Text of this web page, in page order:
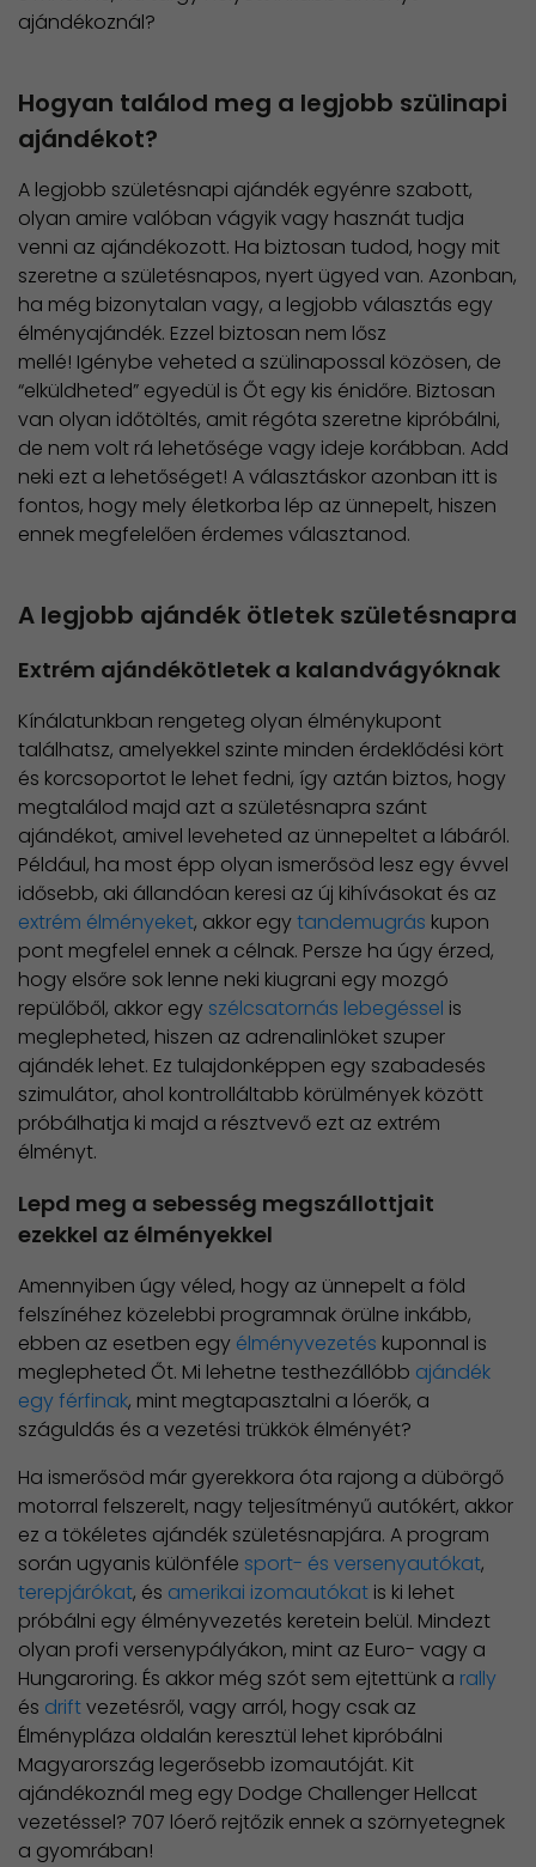
ajándékoznál?
Hogyan találod meg a legjobb szülinapi
ajándékot?
A legjobb születésnapi ajándék egyénre szabott,
olyan amire valóban vágyik vagy hasznát tudja
venni az ajándékozott. Ha biztosan tudod, hogy mit
szeretne a születésnapos, nyert ügyed van. Azonban,
ha még bizonytalan vagy, a legjobb választás egy
élményajándék. Ezzel biztosan nem lősz
mellé! Igénybe veheted a szülinapossal közösen, de
“elküldheted” egyedül is Őt egy kis énidőre. Biztosan
van olyan időtöltés, amit régóta szeretne kipróbálni,
de nem volt rá lehetősége vagy ideje korábban. Add
neki ezt a lehetőséget! A választáskor azonban itt is
fontos, hogy mely életkorba lép az ünnepelt, hiszen
ennek megfelelően érdemes választanod.
A legjobb ajándék ötletek születésnapra
Extrém ajándékötletek a kalandvágyóknak
Kínálatunkban rengeteg olyan élménykupont
találhatsz, amelyekkel szinte minden érdeklődési kört
és korcsoportot le lehet fedni, így aztán biztos, hogy
megtalálod majd azt a születésnapra szánt
ajándékot, amivel leveheted az ünnepeltet a lábáról.
Például, ha most épp olyan ismerősöd lesz egy évvel
idősebb, aki állandóan keresi az új kihívásokat és az
extrém élményeket, akkor egytandemugrás kupon
pont megfelel ennek a célnak. Persze ha úgy érzed,
hogy elsőre sok lenne neki kiugrani egy mozgó
repülőből, akkor egy szélcsatornás lebegéssel is
meglepheted, hiszen az adrenalinlöket szuper
ajándék lehet. Ez tulajdonképpen egy szabadesés
szimulátor, ahol kontrolláltabb körülmények között
próbálhatja ki majd a résztvevő ezt az extrém
élményt.
Lepd meg a sebesség megszállottjait
ezekkel az élményekkel
Amennyiben úgy véled, hogy az ünnepelt a föld
felszínéhez közelebbi programnak örülne inkább,
ebben az esetben egy élményvezetés kuponnal is
meglepheted Őt. Mi lehetne testhezállóbb ajándék
egy férfinak, mint megtapasztalni a lóerők, a
száguldás és a vezetési trükkök élményét?
Ha ismerősöd már gyerekkora óta rajong a dübörgő
motorral felszerelt, nagy teljesítményű autókért, akkor
ez a tökéletes ajándék születésnapjára. A program
során ugyanis különféle sport- és versenyautókat,
terepjárókat, és amerikai izomautókat is ki lehet
próbálni egy élményvezetés keretein belül. Mindezt
olyan profi versenypályákon, mint az Euro- vagy a
Hungaroring. És akkor még szót sem ejtettünk a rally
és driftvezetésről, vagy arról, hogy csak az
Élménypláza oldalán keresztül lehet kipróbálni
Magyarország legerősebb izomautóját. Kit
ajándékoznál meg egy Dodge Challenger Hellcat
vezetéssel? 707 lóerő rejtőzik ennek a szörnyetegnek
a gyomrában!